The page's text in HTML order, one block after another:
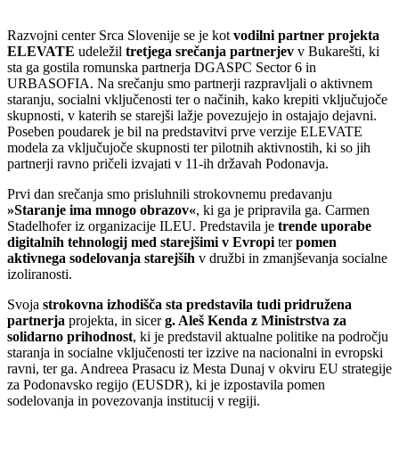
Razvojni center Srca Slovenije se je kot vodilni partner projekta
ELEVATE udeležil tretjega srečanja partnerjev v Bukarešti, ki
sta ga gostila romunska partnerja DGASPC Sector 6 in
URBASOFIA. Na srečanju smo partnerji razpravljali o aktivnem
staranju, socialni vključenosti ter o načinih, kako krepiti vključujoče
skupnosti, v katerih se starejši lažje povezujejo in ostajajo dejavni.
Poseben poudarek je bil na predstavitvi prve verzije ELEVATE
modela za vključujoče skupnosti ter pilotnih aktivnostih, ki so jih
partnerji ravno pričeli izvajati v 11-ih državah Podonavja.
Prvi dan srečanja smo prisluhnili strokovnemu predavanju
»Staranje ima mnogo obrazov«, ki ga je pripravila ga. Carmen
Stadelhofer iz organizacije ILEU. Predstavila je trende uporabe
digitalnih tehnologij med starejšimi v Evropi terpomen
aktivnega sodelovanja starejših v družbi in zmanjševanja socialne
izoliranosti.
Svoja strokovna izhodišča sta predstavila tudi pridružena
partnerja projekta, in sicerg. Aleš Kenda z Ministrstva za
solidarno prihodnost, ki je predstavil aktualne politike na področju
staranja in socialne vključenosti ter izzive na nacionalni in evropski
ravni, ter ga. Andreea Prasacu iz Mesta Dunaj v okviru EU strategije
za Podonavsko regijo (EUSDR), ki je izpostavila pomen
sodelovanja in povezovanja institucij v regiji.